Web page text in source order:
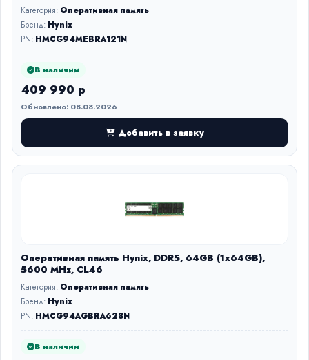
Категория: Оперативная память
Бренд: Hynix
PN: HMCG94MEBRA121N
В наличии
409 990 р
Обновлено: 08.08.2026
Добавить в заявку
Оперативная память Hynix, DDR5, 64GB (1x64GB),
5600 MHz, CL46
Категория: Оперативная память
Бренд: Hynix
PN: HMCG94AGBRA628N
В наличии